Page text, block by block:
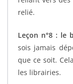
relié.
Leçon n°8 : le
sois jamais
que ce soit.
les librairies.